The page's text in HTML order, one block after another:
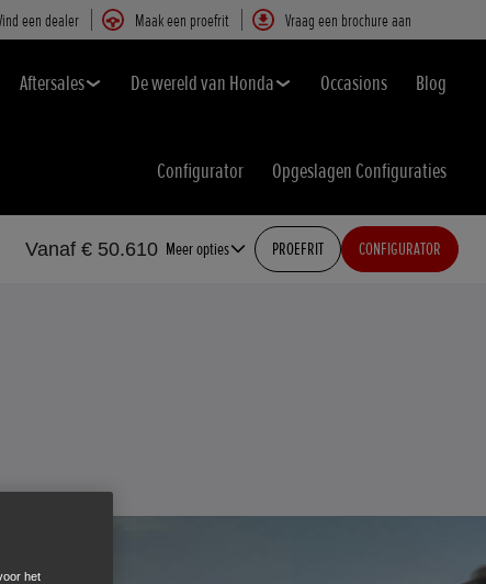
een dealer Maak een proefrit Vraag een brochure aan
Aftersales De wereld van Honda Occasions Blog
Configurator Opgeslagen Configuraties
Vanaf € 50.610 Meer opties PROEFRIT CONFIGURATOR
het